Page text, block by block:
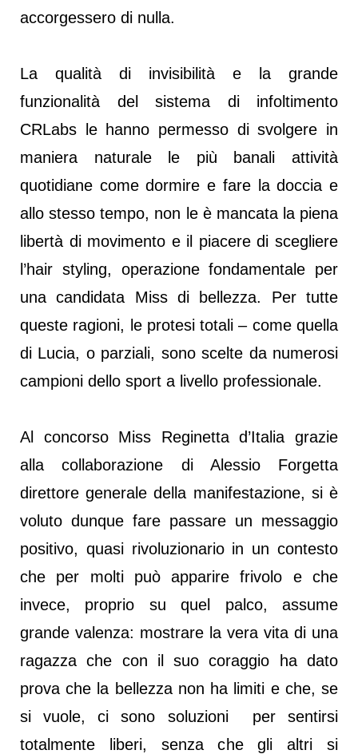
accorgessero di nulla.
La qualità di invisibilità e la grande
funzionalità del sistema di infoltimento
CRLabs le hanno permesso di svolgere in
maniera naturale le più banali attività
quotidiane come dormire e fare la doccia e
allo stesso tempo, non le è mancata la piena
libertà di movimento e il piacere di scegliere
l’hair styling, operazione fondamentale per
una candidata Miss di bellezza. Per tutte
queste ragioni, le protesi totali – come quella
di Lucia, o parziali, sono scelte da numerosi
campioni dello sport a livello professionale.
Al concorso Miss Reginetta d’Italia grazie
alla collaborazione di Alessio Forgetta
direttore generale della manifestazione, si è
voluto dunque fare passare un messaggio
positivo, quasi rivoluzionario in un contesto
che per molti può apparire frivolo e che
invece, proprio su quel palco, assume
grande valenza: mostrare la vera vita di una
ragazza che con il suo coraggio ha dato
prova che la bellezza non ha limiti e che, se
si vuole, ci sono soluzioni per sentirsi
totalmente liberi, senza che gli altri si